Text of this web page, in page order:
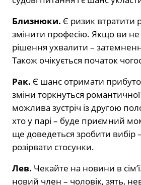
Близнюки. Є ризик втратити
змінити професію. Якщо ви не
рішення ухвалити –
Також очікується початок
Рак. Є шанс отримати
зміни торкнуться
можлива зустріч із другою
хто у парі – буде приємний
ще доведеться зробити вибір
розірвати стосунки.
Лев. Чекайте на новини в
новий член – чоловік, зять,